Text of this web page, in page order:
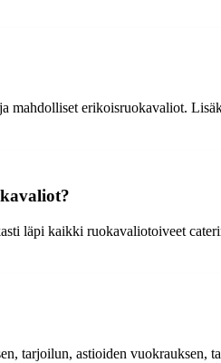
mahdolliset erikoisruokavaliot.
läpi kaikki ruokavaliotoiveet
tarjoilun, astioiden vuokrauksen,